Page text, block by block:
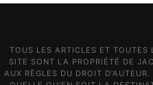
TOUS LES ARTICLES ET TOUTES
SITE SONT LA PROPRIÉTÉ DE
AUX RÈGLES DU DROIT